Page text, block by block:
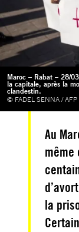
Maroc – Rabat – 28/
la capitale, après la
clandestin.
© FADEL SENNA / AFP
Au
même
la